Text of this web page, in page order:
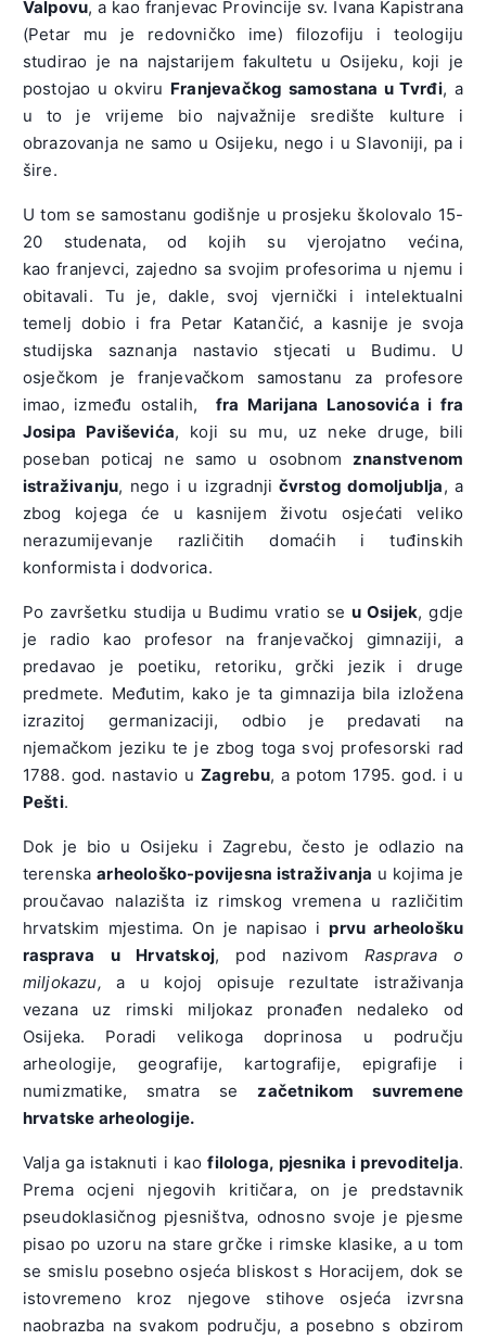
Valpovu, a kao franjevac Provincije sv. Ivana Kapistrana
(Petar mu je redovničko ime) filozofiju i teologiju
studirao je na najstarijem fakultetu u Osijeku, koji je
postojao u okviru Franjevačkog samostana u Tvrđi, a
u to je vrijeme bio najvažnije središte kulture i
obrazovanja ne samo u Osijeku, nego i u Slavoniji, pa i
šire.
U tom se samostanu godišnje u prosjeku školovalo 15-
20 studenata, od kojih su vjerojatno većina,
kao franjevci, zajedno sa svojim profesorima u njemu i
obitavali. Tu je, dakle, svoj vjernički i intelektualni
temelj dobio i fra Petar Katančić, a kasnije je svoja
studijska saznanja nastavio stjecati u Budimu. U
osječkom je franjevačkom samostanu za profesore
imao, između ostalih, fra Marijana Lanosovića i fra
Josipa Paviševića, koji su mu, uz neke druge, bili
poseban poticaj ne samo u osobnom znanstvenom
istraživanju, nego i u izgradnji čvrstog domoljublja, a
zbog kojega će u kasnijem životu osjećati veliko
nerazumijevanje različitih domaćih i tuđinskih
konformista i dodvorica.
Po završetku studija u Budimu vratio se u Osijek, gdje
je radio kao profesor na franjevačkoj gimnaziji, a
predavao je poetiku, retoriku, grčki jezik i druge
predmete. Međutim, kako je ta gimnazija bila izložena
izrazitoj germanizaciji, odbio je predavati na
njemačkom jeziku te je zbog toga svoj profesorski rad
1788. god. nastavio u Zagrebu, a potom 1795. god. i u
Pešti.
Dok je bio u Osijeku i Zagrebu, često je odlazio na
terenskaarheološko-povijesna istraživanja u kojima je
proučavao nalazišta iz rimskog vremena u različitim
hrvatskim mjestima. On je napisao iprvu arheološku
rasprava u Hrvatskoj, pod nazivomRasprava o
miljokazu,a u kojoj opisuje rezultate istraživanja
vezana uz rimski miljokaz pronađen nedaleko od
Osijeka. Poradi velikoga doprinosa u području
arheologije, geografije, kartografije, epigrafije i
numizmatike, smatra sezačetnikom suvremene
hrvatske arheologije.
Valja ga istaknuti i kaofilologa, pjesnika i prevoditelja.
Prema ocjeni njegovih kritičara, on je predstavnik
pseudoklasičnog pjesništva, odnosno svoje je pjesme
pisao po uzoru na stare grčke i rimske klasike, a u tom
se smislu posebno osjeća bliskost s Horacijem, dok se
istovremeno kroz njegove stihove osjeća izvrsna
naobrazba na svakom području, a posebno s obzirom